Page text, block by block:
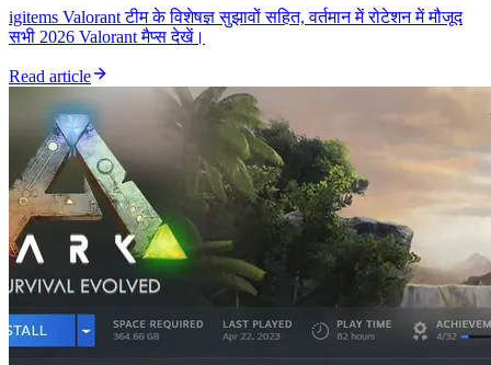
igitems Valorant टीम के विशेषज्ञ सुझावों सहित, वर्तमान में रोटेशन में मौजूद
सभी 2026 Valorant मैप्स देखें।
Read article